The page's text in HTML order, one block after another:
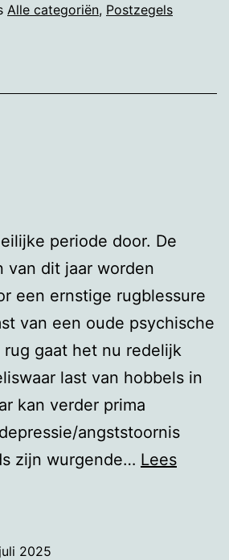
Alle categoriën, Postzegels
periode door. De
van dit jaar worden
een ernstige rugblessure
van een oude psychische
gaat het nu redelijk
last van hobbels in
kan verder prima
angststoornis
zijn wurgende… Lees
2025